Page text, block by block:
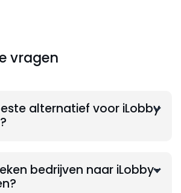
vragen
alternatief voor iLobby
bedrijven naar iLobby-